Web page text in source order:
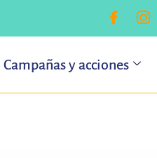
Campañas y acciones